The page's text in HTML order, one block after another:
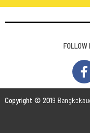
FOLLOW
Copyright © 2019